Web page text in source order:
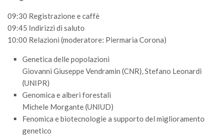
GdL Boschi Cedui
News
Ricevi la SISEF Newsletter
Avvisi
Borse di Studio
Call for Papers
Call for Proposals
09:30 Registrazione e caffè
09:45 Indirizzi di saluto
10:00 Relazioni (moderatore: Piermaria Corona)
Genetica delle popolazioni
Giovanni Giuseppe Vendramin (CNR), Stefano Leonardi
(UNIPR)
Genomica e alberi forestali
Michele Morgante (UNIUD)
Fenomica e biotecnologie a supporto del miglioramento
genetico